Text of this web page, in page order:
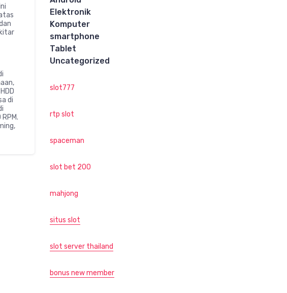
di
Elektronik
Komputer
smartphone
Tablet
Uncategorized
slot777
rtp slot
spaceman
slot bet 200
mahjong
situs slot
slot server thailand
bonus new member